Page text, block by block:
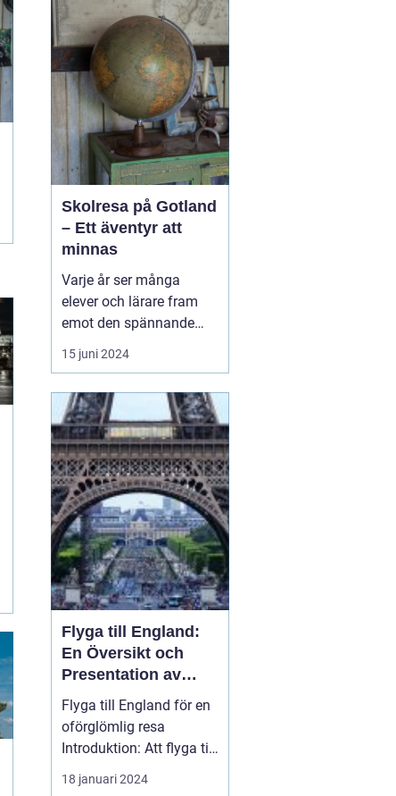
strandkanten eller ett
glas vino på terrassen
med uts...
Skolresa på Gotland
– Ett äventyr att
minnas
Varje år ser många
elever och lärare fram
emot den spännande
skolresa som blivit en
tradition i det svenska
destination som sticker
ut och erbjuder en
kombination av
historiskt lärande,
fantastisk natur och...
15 juni 2024
Flyga till England:
En Översikt och
Presentation av
Resmöjligheter
Flyga till England för en
oförglömlig resa
Introduktion: Att flyga till
England är en po...
18 januari 2024